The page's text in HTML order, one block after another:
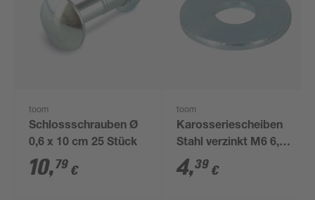
toom
Schlossschrauben Ø
0,6 x 10 cm 25 Stück
10,79 €
toom
Karosseriescheiben
Stahl verzinkt M6 6,4
mm 50 Stück
4,39 €